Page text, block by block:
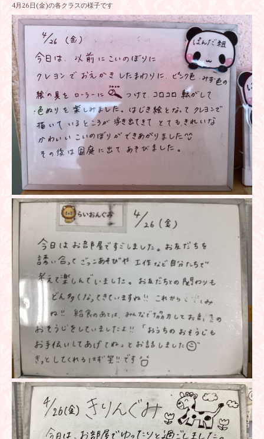
4月26日(金)の各クラスの様子です